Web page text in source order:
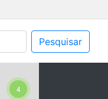
Pesquisar
4